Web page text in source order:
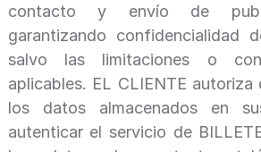
contacto y envío de
garantizando confidencialidad
salvo las limitaciones o
aplicables. EL CLIENTE autoriza
los datos almacenados en
autenticar el servicio de